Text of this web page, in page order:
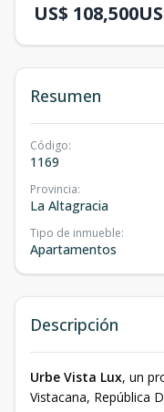
US$ 108,500
Resumen
Código:
1169
Provincia:
La Altagracia
Tipo de inmueble:
Apartamentos
Descripción
Urbe Vista Lux, un
Vistacana, República